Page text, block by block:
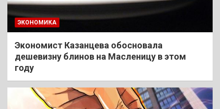
ЭКОНОМИКА
Экономист Казанцева обосновала
дешевизну блинов на Масленицу в этом
году